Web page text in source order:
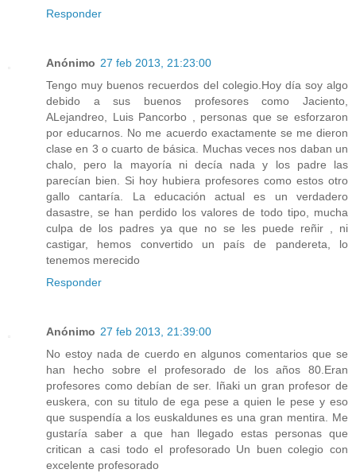
Responder
Anónimo 27 feb 2013, 21:23:00
Tengo muy buenos recuerdos del colegio.Hoy día soy algo
debido a sus buenos profesores como Jaciento,
ALejandreo, Luis Pancorbo , personas que se esforzaron
por educarnos. No me acuerdo exactamente se me dieron
clase en 3 o cuarto de básica. Muchas veces nos daban un
chalo, pero la mayoría ni decía nada y los padre las
parecían bien. Si hoy hubiera profesores como estos otro
gallo cantaría. La educación actual es un verdadero
dasastre, se han perdido los valores de todo tipo, mucha
culpa de los padres ya que no se les puede reñir , ni
castigar, hemos convertido un país de pandereta, lo
tenemos merecido
Responder
Anónimo 27 feb 2013, 21:39:00
No estoy nada de cuerdo en algunos comentarios que se
han hecho sobre el profesorado de los años 80.Eran
profesores como debían de ser. Iñaki un gran profesor de
euskera, con su titulo de ega pese a quien le pese y eso
que suspendía a los euskaldunes es una gran mentira. Me
gustaría saber a que han llegado estas personas que
critican a casi todo el profesorado Un buen colegio con
excelente profesorado